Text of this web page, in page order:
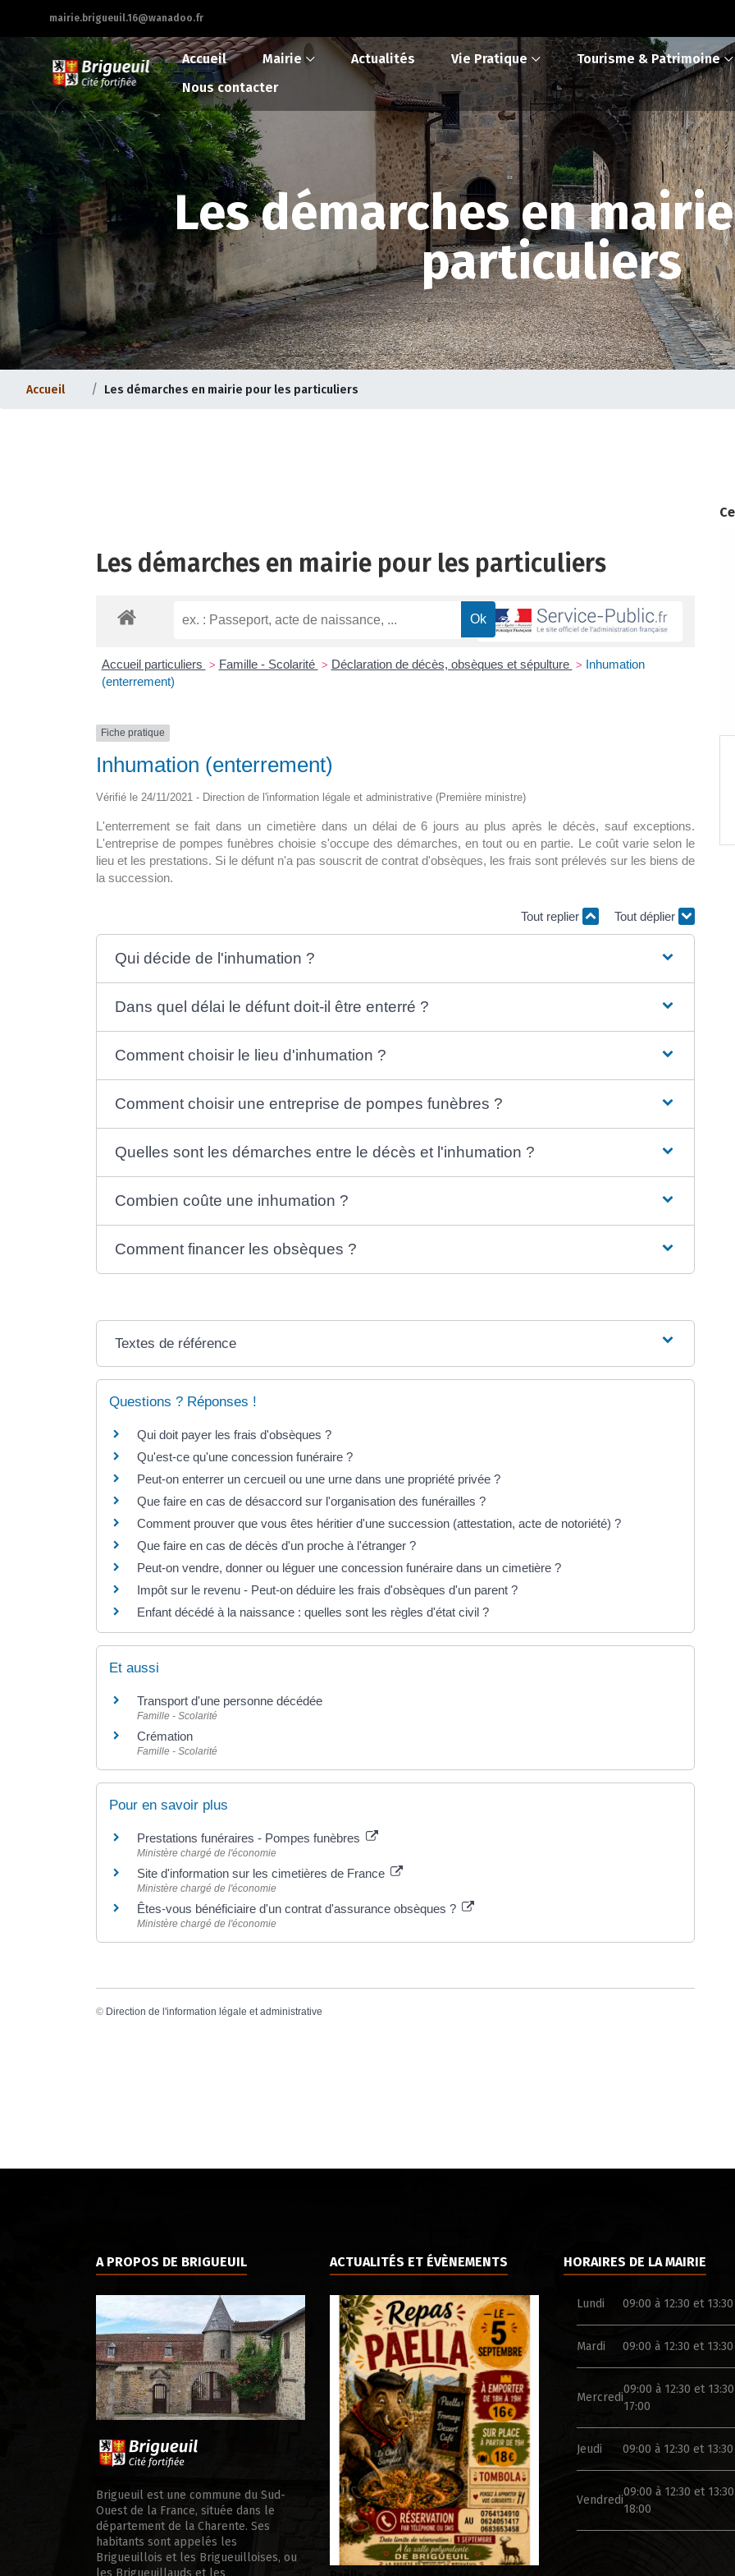
mairie.brigueuil.16@wanadoo.fr
Accueil Mairie Actualités Vie Pratique Tourisme & Patrimoine
Nous contacter
Les démarches en
particuliers
Accueil Les démarches en mairie pour les particuliers
Les démarches en mairie pour les particuliers
Accueil particuliers > Famille - Scolarité > Déclaration de décès, obsèques et sépulture > Inhumation
(enterrement)
Fiche pratique
Inhumation (enterrement)
Vérifié le 24/11/2021 - Direction de l'information légale et administrative (Première ministre)
L'enterrement se fait dans un cimetière dans un délai de 6 jours au plus après le décès, sauf exceptions.
L'entreprise de pompes funèbres choisie s'occupe des démarches, en tout ou en partie. Le coût varie selon le
lieu et les prestations. Si le défunt n'a pas souscrit de contrat d'obsèques, les frais sont prélevés sur les biens de
la succession.
Tout replier Tout déplier
Qui décide de l'inhumation ?
Dans quel délai le défunt doit-il être enterré ?
Comment choisir le lieu d'inhumation ?
Comment choisir une entreprise de pompes funèbres ?
Quelles sont les démarches entre le décès et l'inhumation ?
Combien coûte une inhumation ?
Comment financer les obsèques ?
Textes de référence
Questions ? Réponses !
Qui doit payer les frais d'obsèques ?
Qu'est-ce qu'une concession funéraire ?
Peut-on enterrer un cercueil ou une urne dans une propriété privée ?
Que faire en cas de désaccord sur l'organisation des funérailles ?
Comment prouver que vous êtes héritier d'une succession (attestation, acte de notoriété) ?
Que faire en cas de décès d'un proche à l'étranger ?
Peut-on vendre, donner ou léguer une concession funéraire dans un cimetière ?
Impôt sur le revenu - Peut-on déduire les frais d'obsèques d'un parent ?
Enfant décédé à la naissance : quelles sont les règles d'état civil ?
Et aussi
Transport d'une personne décédée
Famille - Scolarité
Crémation
Famille - Scolarité
Pour en savoir plus
Prestations funéraires - Pompes funèbres
Ministère chargé de l'économie
Site d'information sur les cimetières de France
Ministère chargé de l'économie
Êtes-vous bénéficiaire d'un contrat d'assurance obsèques ?
Ministère chargé de l'économie
© Direction de l'information légale et administrative
le déploiement? A ce
Evolution du bourg |
La maison médicale d’appui
sol, abritera un hall d’accueil avec […]
A PROPOS DE BRIGUEUIL
Brigueuil est une commune du Sud-
Ouest de la France, située dans le
département de la Charente. Ses
habitants sont appelés les
Brigueuillois et les Brigueuilloises, ou
les Brigueuillauds et les
ACTUALITÉS ET ÉVÈNEMENTS HORAIRES DE LA MAIRIE
Lundi 09:00 à 12:30 et
Mardi 09:00 à 12:30 et
Mercredi
09:00 à 12:30 et
17:00
Jeudi 09:00 à 12:30 et
Vendredi
09:00 à 12:30 et
18:00